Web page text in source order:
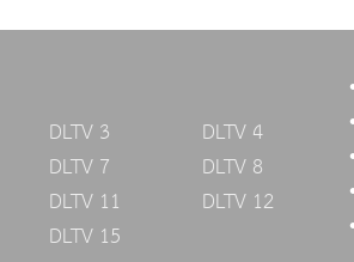
DLTV 3
DLTV 4
DLTV 7
DLTV 8
DLTV 11
DLTV 12
DLTV 15